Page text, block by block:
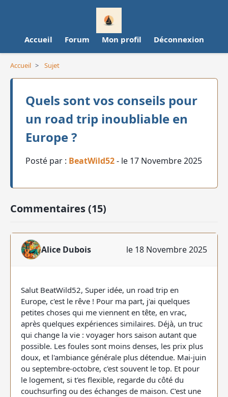
Accueil Forum Mon profil Déconnexion
Accueil > Sujet
Quels sont vos conseils pour
un road trip inoubliable en
Europe ?
Posté par : BeatWild52- le 17 Novembre 2025
Commentaires (15)
Alice Dubois le 18 Novembre 2025
Salut BeatWild52, Super idée, un road trip en
Europe, c'est le rêve ! Pour ma part, j'ai quelques
petites choses qui me viennent en tête, en vrac,
après quelques expériences similaires. Déjà, un truc
qui change la vie : voyager hors saison autant que
possible. Les foules sont moins denses, les prix plus
doux, et l'ambiance générale plus détendue. Mai-juin
ou septembre-octobre, c'est souvent le top. Et pour
le logement, si t'es flexible, regarde du côté du
couchsurfing ou des échanges de maison. C'est une